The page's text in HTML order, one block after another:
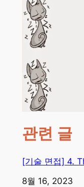
관련 글
[기술 면접] 4.
일자
8월 16, 2023